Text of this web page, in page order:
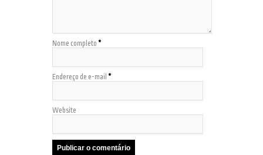
Nome completo *
Endereço de e-mail *
Website